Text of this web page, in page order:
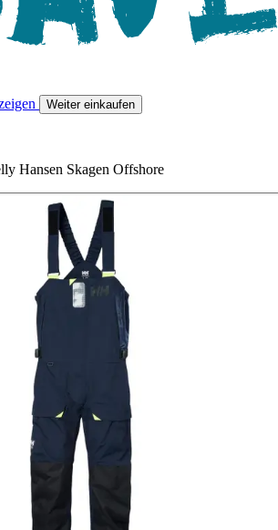
Weiter einkaufen
Hansen Skagen Offshore